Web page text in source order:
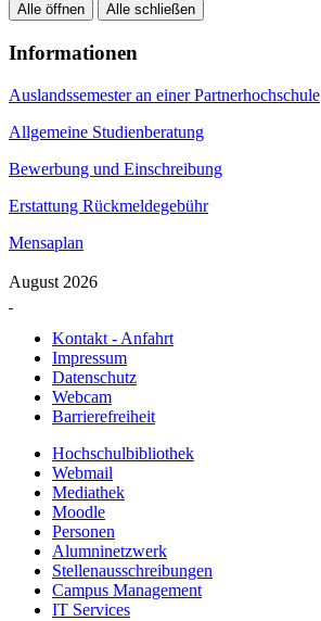
Alle öffnen Alle schließen
Informationen
Auslandssemester an einer Partnerhochschule
Allgemeine Studienberatung
Bewerbung und Einschreibung
Erstattung Rückmeldegebühr
Mensaplan
August 2026
Kontakt - Anfahrt
Impressum
Datenschutz
Webcam
Barrierefreiheit
Hochschulbibliothek
Webmail
Mediathek
Moodle
Personen
Alumninetzwerk
Stellenausschreibungen
Campus Management
IT Services